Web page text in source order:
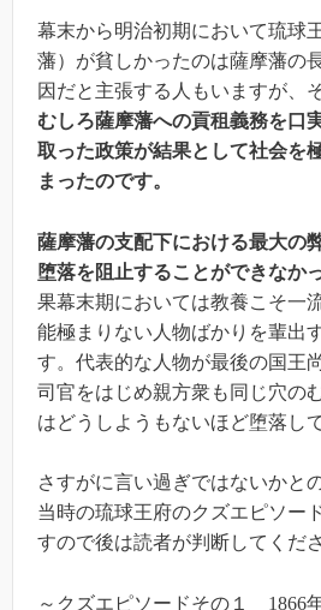
幕末から明治初期において琉球
藩）が貧しかったのは薩摩藩の
因だと主張する人もいますが、
むしろ薩摩藩への貢租義務を口
取った政策が結果として社会を
まったのです。
薩摩藩の支配下における最大の
堕落を阻止することができなか
果幕末期においては教養こそ一
能極まりない人物ばかりを輩出
す。代表的な人物が最後の国王
司官をはじめ親方衆も同じ穴の
はどうしようもないほど堕落し
さすがに言い過ぎではないかと
当時の琉球王府のクズエピソー
すので後は読者が判断してくださ
～クズエピソードその１ 1866